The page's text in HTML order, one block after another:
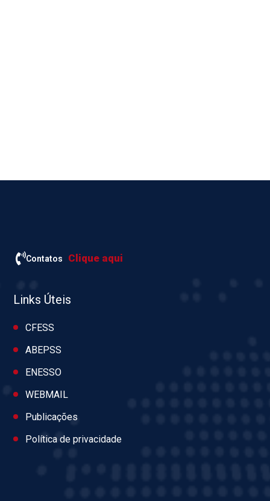
Contatos Clique aqui
Links Úteis
CFESS
ABEPSS
ENESSO
WEBMAIL
Publicações
Política de privacidade